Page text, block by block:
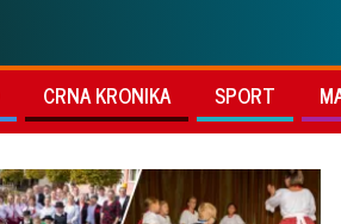
CRNA KRONIKA SPORT